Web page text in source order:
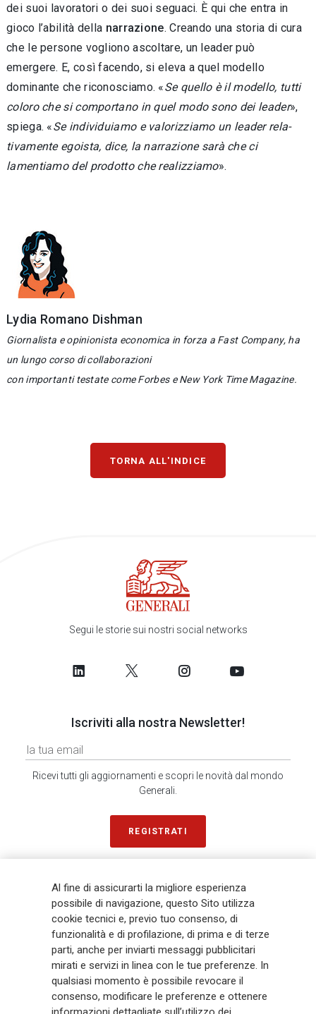
dei suoi lavoratori o dei suoi seguaci. È qui che entra in
gioco l’abilità della narrazione. Creando una storia di cura
che le persone vogliono ascoltare, un leader può
emergere. E, così facendo, si ele­va a quel modello
dominante che riconosciamo. «Se quello è il modello, tutti
coloro che si com­portano in quel modo sono dei leader»,
spiega. «Se individuiamo e valorizziamo un leader rela­
tivamente egoista, dice, la narrazione sarà che ci
lamentiamo del prodotto che realizziamo».
Lydia Romano Dishman
Giornalista e opinionista economica in forza a Fast Company, ha
un lungo corso di collaborazioni
con importanti testate come Forbes e New York Time Magazine.
TORNA ALL'INDICE
Segui le storie sui nostri social networks
Iscriviti alla nostra Newsletter!
Ricevi tutti gli aggiornamenti e scopri le novità dal mondo
Generali.
REGISTRATI
SONDAGGIO IN 2 MINUTI RICEVI AGGIORNAMENTI
è uno dei maggiori player integrati di assicurazione e asset
management a livello globale, con premi complessivi pari a € 98,1
miliardi e € 900 miliardi di AUM nel 2025. Fondato nel 1831, con oltre 88
mila dipendenti e 163 mila agenti che servono 75 milioni di clienti, il
Gruppo ha una posizione di leadership in Europa e una presenza
crescente in Asia e America. Al centro della strategia di Generali c'è il suo
Al fine di assicurarti la migliore esperienza
possibile di navigazione, questo Sito utilizza
cookie tecnici e, previo tuo consenso, di
funzionalità e di profilazione, di prima e di terze
parti, anche per inviarti messaggi pubblicitari
mirati e servizi in linea con le tue preferenze. In
qualsiasi momento è possibile revocare il
consenso, modificare le preferenze e ottenere